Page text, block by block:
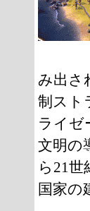
み出さ
制スト
ライゼ
文明の
ら21世
国家の